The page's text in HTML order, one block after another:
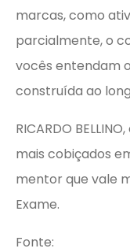
marcas, como
parcialmente, o
vocês entendam
construída ao
RICARDO
mais cobiçados
mentor que vale
Exame.
Fonte: